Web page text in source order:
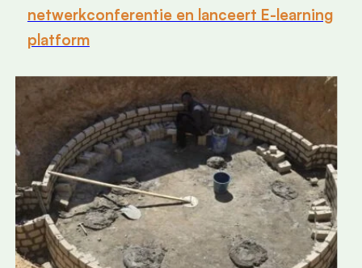
netwerkconferentie en lanceert E-learning
platform